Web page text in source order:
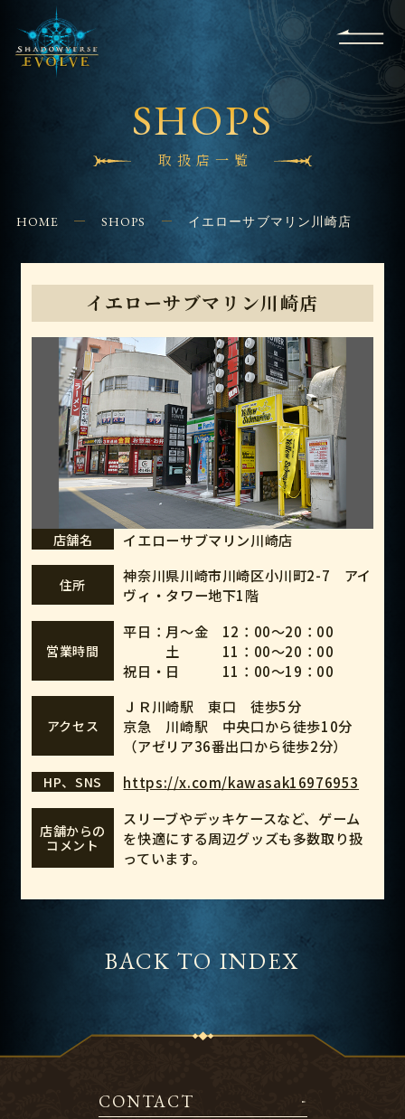
Q&A
BEGINNERS
APPLICATION
CONTACT
SHOPS
取扱店一覧
HOME SHOPS イエローサブマリン川崎店
イエローサブマリン川崎店
店舗名 イエローサブマリン川崎店
住所
神奈川県川崎市川崎区小川町2-7 アイ
ヴィ・タワー地下1階
営業時間
平日：月～金 12：00～20：00
土 11：00～20：00
祝日・日 11：00～19：00
アクセス
ＪＲ川崎駅 東口 徒歩5分
京急 川崎駅 中央口から徒歩10分
（アゼリア36番出口から徒歩2分）
HP、SNS https://x.com/kawasak16976953
店舗からの
コメント
スリーブやデッキケースなど、ゲーム
を快適にする周辺グッズも多数取り扱
っています。
BACK TO INDEX
CONTACT